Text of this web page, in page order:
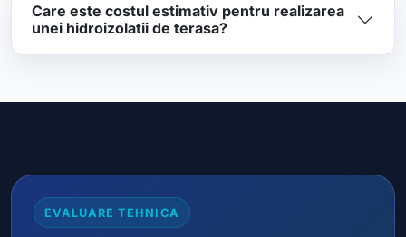
Care este costul estimativ pentru realizarea
unei hidroizolatii de terasa?
EVALUARE TEHNICA